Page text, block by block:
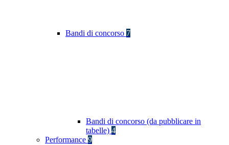
Bandi di concorso 7
Bandi di concorso (da pubblicare in
tabelle) 4
Performance 9